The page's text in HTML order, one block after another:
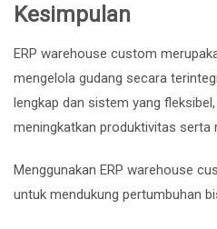
Kesimpulan
ERP warehouse custom
mengelola gudang secara
lengkap dan sistem yang
meningkatkan produktivitas serta
Menggunakan ERP warehouse
untuk mendukung pertumbuhan